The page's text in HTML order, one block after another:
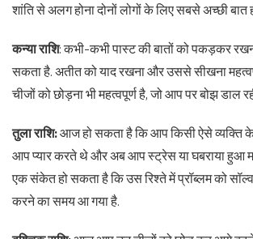
शांति से अलग होना दोनों लोगों के लिए सबसे अच्छी बात
कन्या राशि: कभी-कभी पास्ट की बातों को पकड़कर
सकता है. अतीत को याद रखना और उससे सीखना
चीजों को छोड़ना भी महत्वपूर्ण है, जो आप पर बोझ डाल
तुला राशि:आज हो सकता है कि आप किसी ऐसे व्यक्ति
आप प्यार करते थे और अब आप स्ट्रेस या घबराया हुआ
एक संकेत हो सकता है कि उस रिश्ते में प्रॉब्लम को
करने का समय आ गया है.